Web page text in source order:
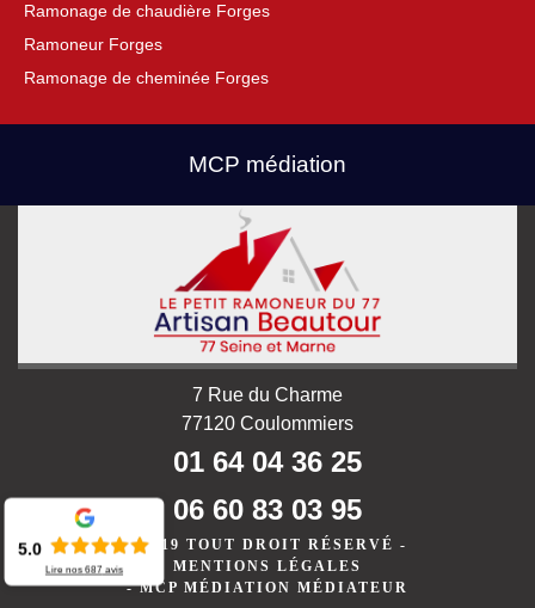
Ramonage de chaudière Forges
Ramoneur Forges
Ramonage de cheminée Forges
MCP médiation
7 Rue du Charme
77120 Coulommiers
01 64 04 36 25
06 60 83 03 95
©2019 TOUT DROIT RÉSERVÉ -
MENTIONS LÉGALES
-MCP MÉDIATION MÉDIATEUR
5.0
Lire nos687 avis